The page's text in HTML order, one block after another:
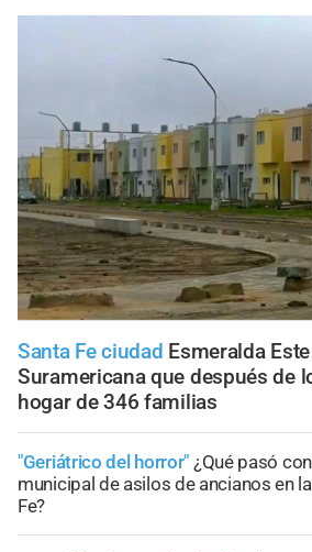
Santa Fe ciudad Esmeralda
Suramericana que después de
hogar de 346 familias
"Geriátrico del horror" ¿Qué pasó
municipal de asilos de ancianos en
Fe?